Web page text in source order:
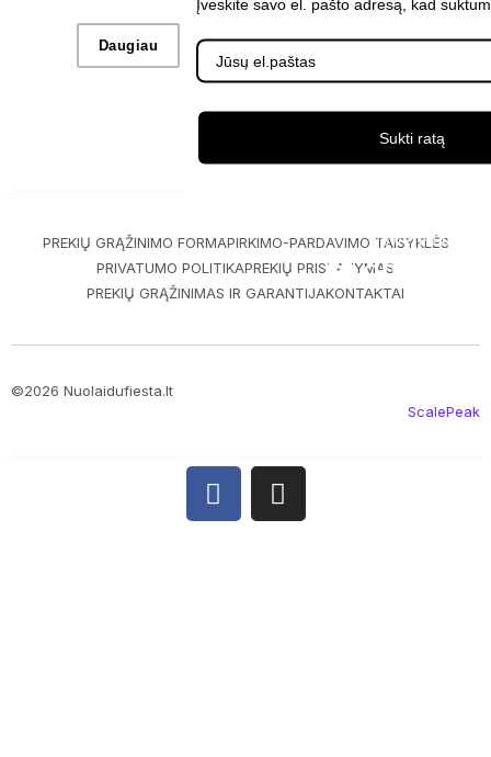
Daugiau Į krepšelį
PREKIŲ GRĄŽINIMO FORMAPIRKIMO-PARDAVIMO TAISYKLĖS
PRIVATUMO POLITIKAPREKIŲ PRISTATYMAS
PREKIŲ GRĄŽINIMAS IR GARANTIJAKONTAKTAI
©2026 Nuolaidufiesta.lt
ScalePeak
Įveskite savo el. pašto adresą, kad
Sukti ratą